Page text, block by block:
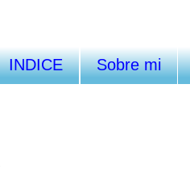
INDICE Sobre mi